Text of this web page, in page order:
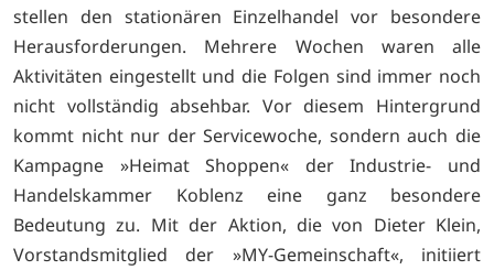
stellen den stationären Einzelhandel vor besondere
Herausforderungen. Mehrere Wochen waren alle
Aktivitäten eingestellt und die Folgen sind immer noch
nicht vollständig absehbar. Vor diesem Hintergrund
kommt nicht nur der Servicewoche, sondern auch die
Kampagne »Heimat Shoppen« der Industrie- und
Handelskammer Koblenz eine ganz besondere
Bedeutung zu. Mit der Aktion, die von Dieter Klein,
Vorstandsmitglied der »MY-Gemeinschaft«, initiiert